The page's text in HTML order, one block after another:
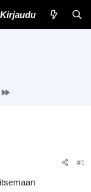
Kirjaudu
#1